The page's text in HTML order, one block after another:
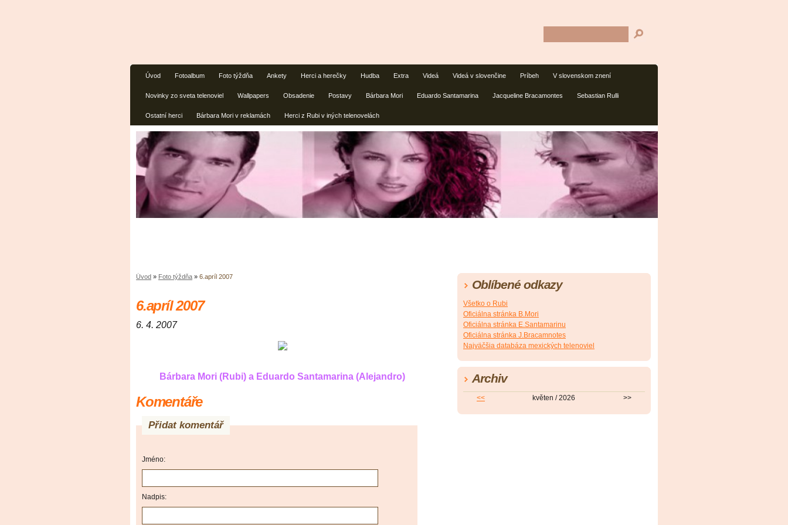
Úvod Fotoalbum Foto týždňa Ankety Herci a herečky Hudba Extra Videá Videá v slovenčine Príbeh V slovenskom znení
Novinky zo sveta telenoviel Wallpapers Obsadenie Postavy Bárbara Mori Eduardo Santamarina Jacqueline Bracamontes Sebastian Rulli
Ostatní herci Bárbara Mori v reklamách Herci z Rubi v iných telenovelách
Úvod » Foto týždňa » 6.apríl 2007
6.apríl 2007
6. 4. 2007
Bárbara Mori (Rubi) a Eduardo Santamarina (Alejandro)
Komentáře
Přidat komentář
Jméno:
Nadpis:
Oblíbené odkazy
Všetko o Rubi
Oficiálna stránka B.Mori
Oficiálna stránka E.Santamarinu
Oficiálna stránka J.Bracamnotes
Najväčšia databáza mexických telenoviel
Archiv
<< květen / 2026 >>